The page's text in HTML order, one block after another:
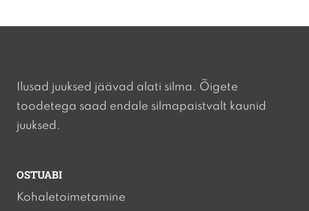
Ilusad juuksed jäävad alati silma. Õigete
toodetega saad endale silmapaistvalt kaunid
juuksed.
OSTUABI
Kohaletoimetamine